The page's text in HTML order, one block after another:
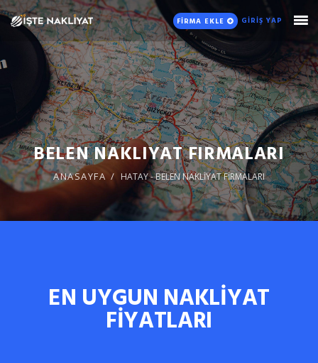
FİRMA EKLE GİRİŞ YAP
BELEN NAKLIYAT FIRMALARI
ANASAYFA HATAY - BELEN NAKLİYAT FİRMALARI
EN UYGUN NAKLİYAT
FİYATLARI